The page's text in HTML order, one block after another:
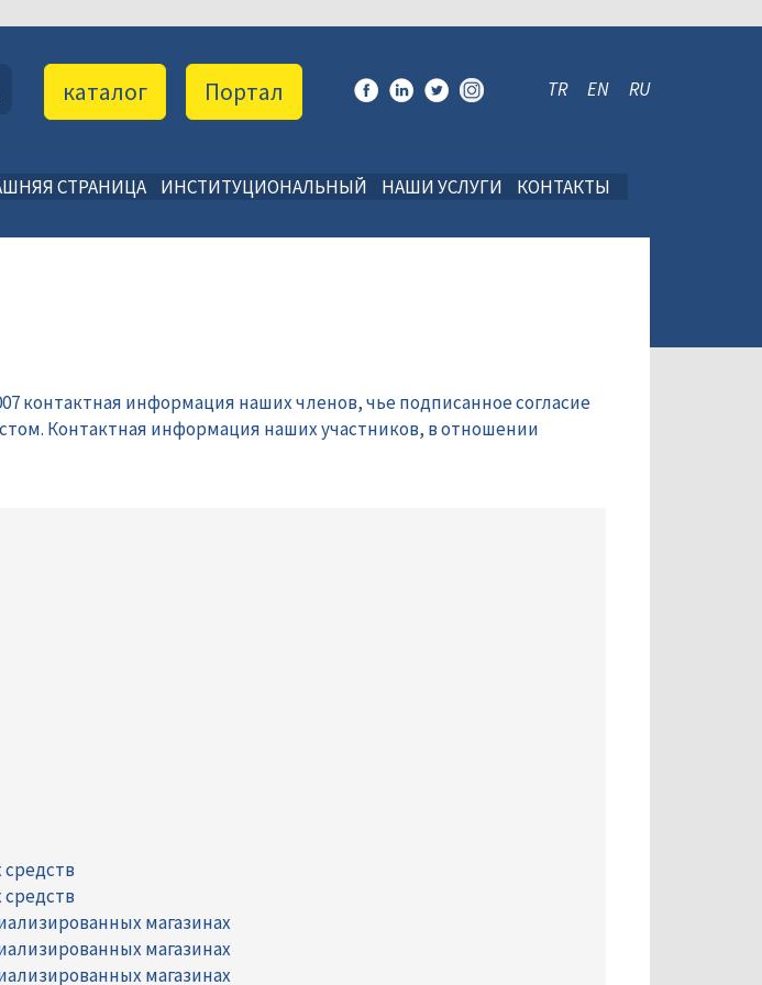
TR EN RU
Портал
каталог
СТРАНИЦА ИНСТИТУЦИОНАЛЬНЫЙ НАШИ УСЛУГИ КОНТАКТЫ
контактная информация наших членов, чье подписанное согласие
Контактная информация наших участников, в отношении
магазинах
магазинах
магазинах